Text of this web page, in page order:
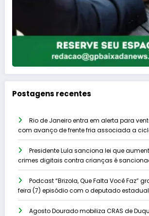
Postagens recentes
Rio de Janeiro entra em alerta para
com avanço de frente fria associada a
Presidente Lula sanciona lei que
crimes digitais contra crianças é
Podcast “Brizola, Que Falta Você Faz”
feira (7) episódio com o deputado estadual
Agosto Dourado mobiliza CRAS de